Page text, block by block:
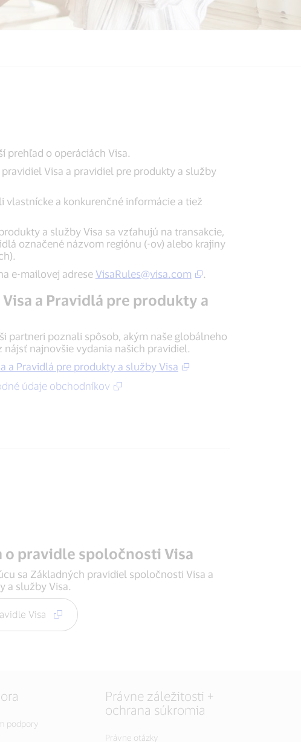
prehľad o operáciách Visa.
Visa a pravidiel pre produkty a služby
vlastnícke a konkurenčné informácie a tiež
a služby Visa sa vzťahujú na transakcie,
označené názvom regiónu (-ov) alebo krajiny
e-mailovej adrese VisaRules@visa.com .
a Pravidlá pre produkty a
partneri poznali spôsob, akým naše globálneho
najnovšie vydania našich pravidiel.
a Pravidlá pre produkty a služby Visa
údaje obchodníkov
pravidle spoločnosti Visa
sa Základných pravidiel spoločnosti Visa a
a služby Visa.
Visa
podpory
Právne záležitosti +
ochrana súkromia
Právne otázky